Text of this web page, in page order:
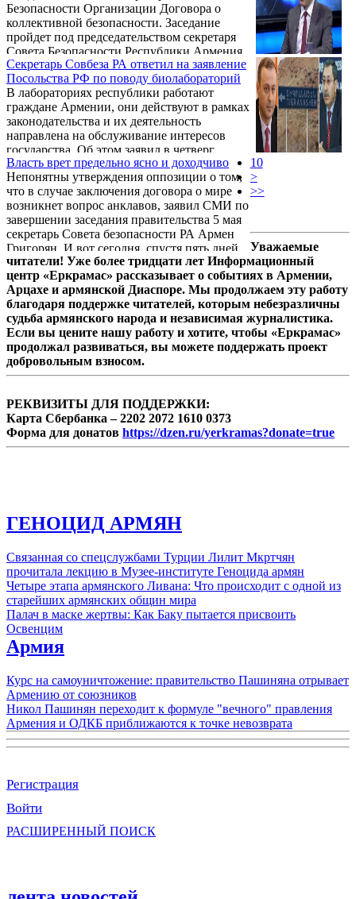
Безопасности Организации Договора о
коллективной безопасности. Заседание
пройдет под председательством секретаря
Совета Безопасности Республики Армения,
председателя Комитета секретарей Совбеза
ОДКБ Армена Григоряна.
Секретарь Совбеза РА ответил на заявление
Посольства РФ по поводу биолабораторий
В лабораториях республики работают
граждане Армении, они действуют в рамках
законодательства и их деятельность
направлена на обслуживание интересов
государства. Об этом заявил в четверг
журналистам секретарь Совбеза Армении
Армен Григорян.
Власть врет предельно ясно и доходчиво
Непонятны утверждения оппозиции о том,
что в случае заключения договора о мире
возникнет вопрос анклавов, заявил СМИ по
завершении заседания правительства 5 мая
секретарь Совета безопасности РА Армен
Григорян. И вот сегодня, спустя пять дней,
азербайджанская сторона по сути
разъяснила секретарю Совбеза РА
Григоряну то, о чем уже достаточно
продолжительное время говорит вышедшая
на борьбу с этой властью оппозиция.
10
>
>>
Уважаемые
читатели! Уже более тридцати лет Информационный
центр «Еркрамас» рассказывает о событиях в Армении,
Арцахе и армянской Диаспоре. Мы продолжаем эту работу
благодаря поддержке читателей, которым небезразличны
судьба армянского народа и независимая журналистика.
Если вы цените нашу работу и хотите, чтобы «Еркрамас»
продолжал развиваться, вы можете поддержать проект
добровольным взносом.
РЕКВИЗИТЫ ДЛЯ ПОДДЕРЖКИ:
Карта Сбербанка – 2202 2072 1610 0373
Форма для донатов https://dzen.ru/yerkramas?donate=true
ГЕНОЦИД АРМЯН
Связанная со спецслужбами Турции Лилит Мкртчян
прочитала лекцию в Музее-институте Геноцида армян
Четыре этапа армянского Ливана: Что происходит с одной из
старейших армянских общин мира
Палач в маске жертвы: Как Баку пытается присвоить
Освенцим
Армия
Курс на самоуничтожение: правительство Пашиняна отрывает
Армению от союзников
Никол Пашинян переходит к формуле "вечного" правления
Армения и ОДКБ приближаются к точке невозврата
Регистрация
Войти
РАСШИРЕННЫЙ ПОИСК